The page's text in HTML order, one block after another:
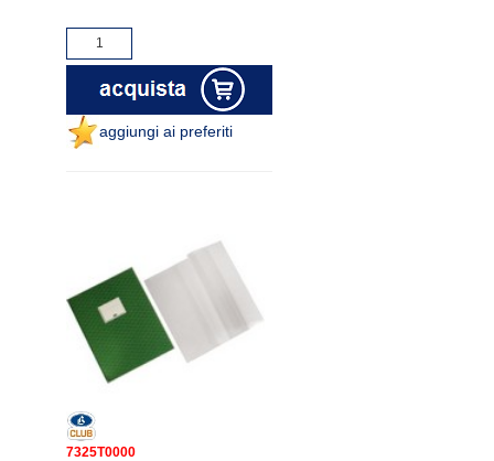
aggiungi ai preferiti
7325T0000